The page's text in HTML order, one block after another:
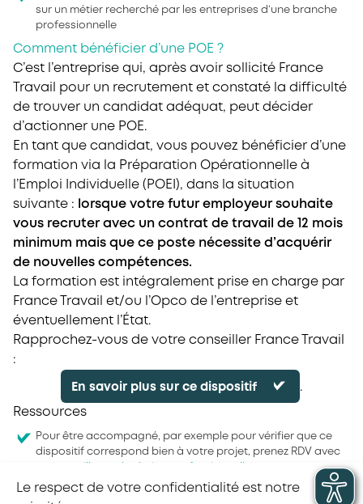
sur un métier recherché par les entreprises d’une branche
professionnelle
Comment bénéficier d’une POE ?
C’est l’entreprise qui, après avoir sollicité France
Travail pour un recrutement et constaté la difficulté
de trouver un candidat adéquat, peut décider
d’actionner une POE.
En tant que candidat, vous pouvez bénéficier d’une
formation via la Préparation Opérationnelle à
l’Emploi Individuelle (POEI), dans la situation
suivante : lorsque votre futur employeur souhaite
vous recruter avec un contrat de travail de 12 mois
minimum mais que ce poste nécessite d’acquérir
de nouvelles compétences.
La formation est intégralement prise en charge par
France Travail et/ou l’Opco de l’entreprise et
éventuellement l’État.
Rapprochez-vous de votre conseiller France Travail
:
En savoir plus sur ce dispositif .
Ressources
Pour être accompagné, par exemple pour vérifier que ce
dispositif correspond bien à votre projet, prenez RDV avec
Le respect de votre confidentialité est notre